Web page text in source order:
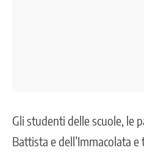
Gli studenti delle scuole, le
Battista e dell’Immacolata